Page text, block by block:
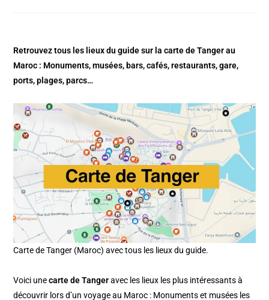
Retrouvez tous les lieux du guide sur la carte de Tanger au
Maroc : Monuments, musées, bars, cafés, restaurants, gare,
ports, plages, parcs…
Carte de Tanger (Maroc) avec tous les lieux du guide.
Voici unecarte deTangeravec les lieux les plus intéressants à
découvrir lors d’un voyage au Maroc : Monuments et musées les